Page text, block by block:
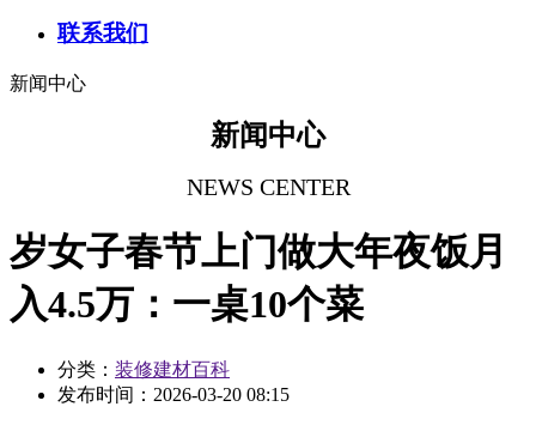
联系我们
新闻中心
新闻中心
NEWS CENTER
岁女子春节上门做大年夜饭月
入4.5万：一桌10个菜
分类： 装修建材百科
发布时间： 2026-03-20 08:15